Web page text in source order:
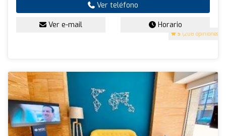
5 (208 opiniones)
Ver teléfono
Ver e-mail Horario